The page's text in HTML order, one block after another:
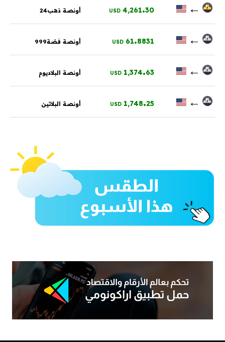
←
4,261.30
USD أونصة ذهب24
←
61.8831
USD أونصة فضة999
←
1,374.63
USD أونصة البلاديوم
←
1,748.25
USD أونصة البلاتين